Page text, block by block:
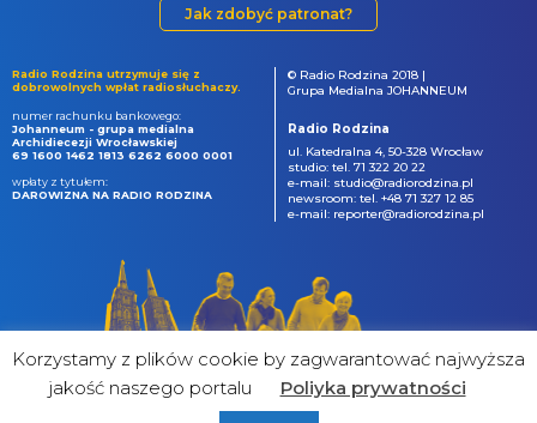
Jak zdobyć patronat?
Radio Rodzina utrzymuje się z
dobrowolnych wpłat radiosłuchaczy.
numer rachunku bankowego:
Johanneum - grupa medialna
Archidiecezji Wrocławskiej
69 1600 1462 1813 6262 6000 0001
wpłaty z tytułem:
DAROWIZNA NA RADIO RODZINA
© Radio Rodzina 2018 |
Grupa Medialna JOHANNEUM
Radio Rodzina
ul. Katedralna 4, 50-328 Wrocław
studio: tel. 71 322 20 22
e-mail: studio@radiorodzina.pl
newsroom: tel. +48 71 327 12 85
e-mail: reporter@radiorodzina.pl
Korzystamy z plików cookie by zagwarantować najwyższa
jakość naszego portalu
Poliyka prywatności